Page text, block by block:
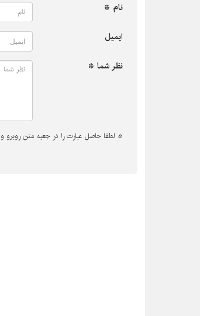
نام *
ایمیل
نظر شما *
* لطفا حاصل عبارت را در جعبه متن روبرو